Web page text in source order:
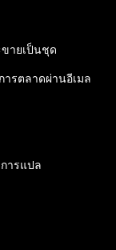
ายเป็นชุด
ารตลาดผ่านอีเมล
ารแปล